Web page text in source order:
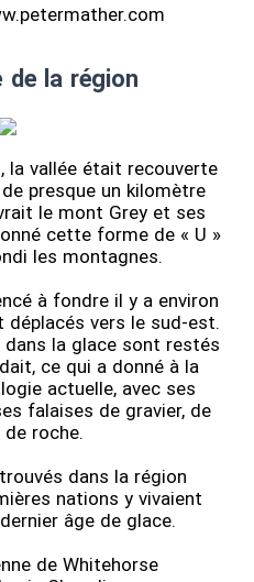
de la région
la vallée était recouverte
presque un kilomètre
le mont Grey et ses
cette forme de « U »
les montagnes.
à fondre il y a environ
vers le sud-est.
la glace sont restés
ce qui a donné à la
actuelle, avec ses
falaises de gravier, de
roche.
dans la région
nations y vivaient
âge de glace.
de Whitehorse